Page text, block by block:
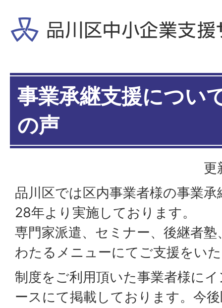
事業承継支援につい
の声
更
品川区では区内事業者様の事業
28年より実施しております。
専門家派遣、セミナー、後継者
わたるメニューにてご支援をい
制度をご利用頂いた事業者様に
ースにて掲載しております。今